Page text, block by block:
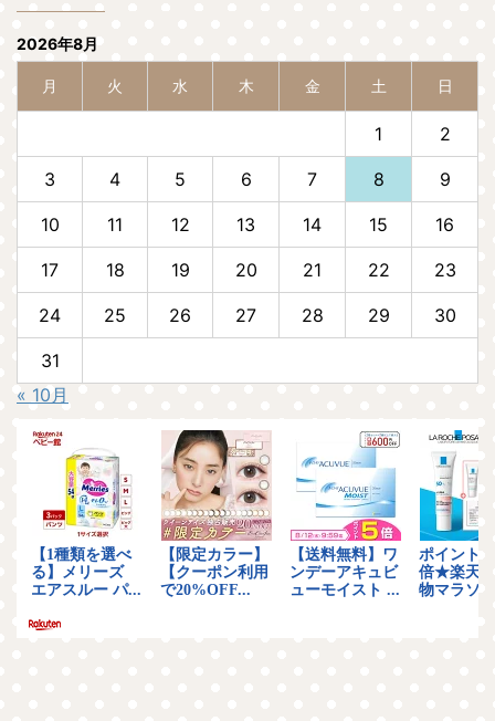
2026年8月
月 火 水 木 金 土 日
1 2
3 4 5 6 7 8 9
10 11 12 13 14 15 16
17 18 19 20 21 22 23
24 25 26 27 28 29 30
31
« 10月